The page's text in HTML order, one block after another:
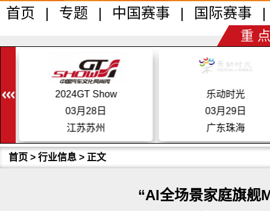
首页 | 专题 | 中国赛事 | 国际赛事 |
重
2024GT Show
首页 > 行业信息 > 正文
“AI全场景家庭旗舰